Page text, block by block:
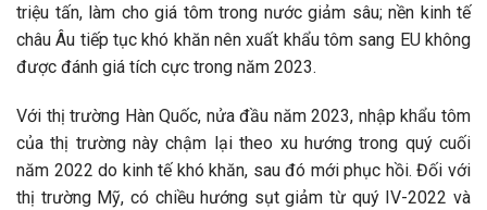
triệu tấn, làm cho giá tôm trong nước giảm sâu; nền kinh tế
châu Âu tiếp tục khó khăn nên xuất khẩu tôm sang EU không
được đánh giá tích cực trong năm 2023.
Với thị trường Hàn Quốc, nửa đầu năm 2023, nhập khẩu tôm
của thị trường này chậm lại theo xu hướng trong quý cuối
năm 2022 do kinh tế khó khăn, sau đó mới phục hồi. Đối với
thị trường Mỹ, có chiều hướng sụt giảm từ quý IV-2022 và